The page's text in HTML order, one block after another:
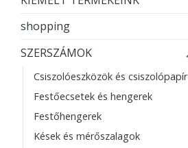
shopping
SZERSZÁMOK
Csiszolóeszközök és csiszolópapír
Festőecsetek és hengerek
Festőhengerek
Kések és mérőszalagok